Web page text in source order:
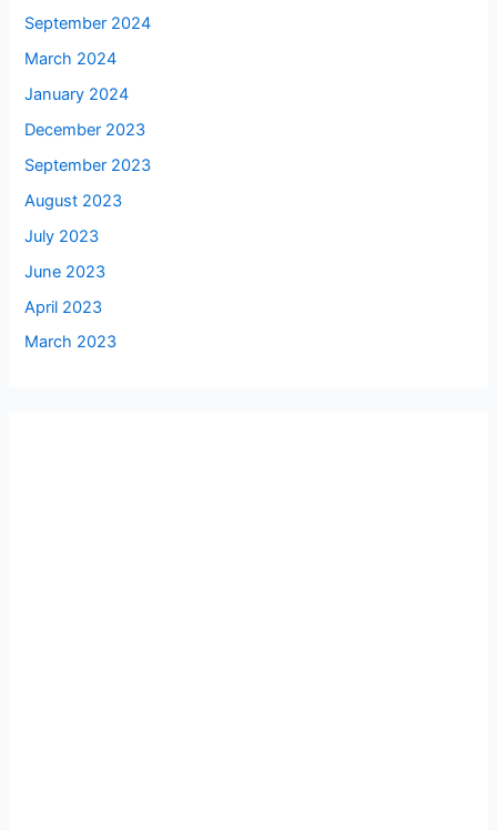
September 2024
March 2024
January 2024
December 2023
September 2023
August 2023
July 2023
June 2023
April 2023
March 2023